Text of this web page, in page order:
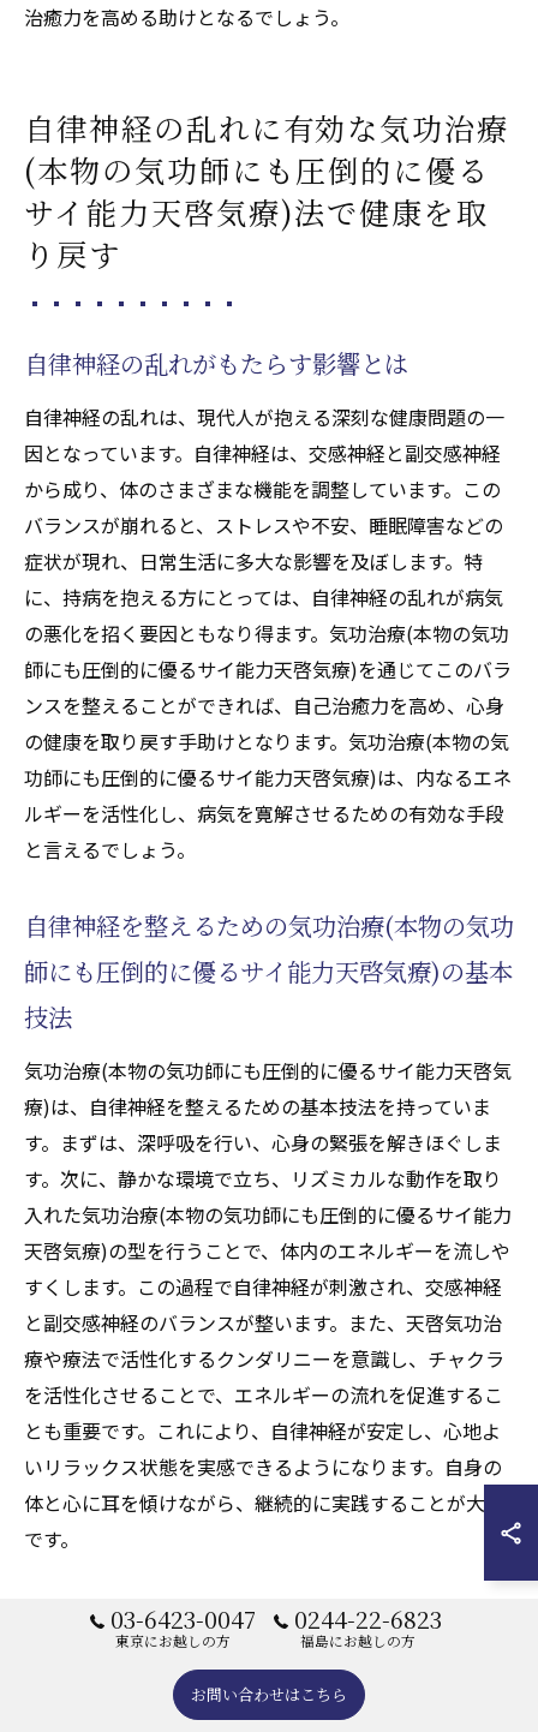
治癒力を高める助けとなるでしょう。
自律神経の乱れに有効な気功治療
(本物の気功師にも圧倒的に優る
サイ能力天啓気療)法で健康を取
り戻す
自律神経の乱れがもたらす影響とは
自律神経の乱れは、現代人が抱える深刻な健康問題の一
因となっています。自律神経は、交感神経と副交感神経
から成り、体のさまざまな機能を調整しています。この
バランスが崩れると、ストレスや不安、睡眠障害などの
症状が現れ、日常生活に多大な影響を及ぼします。特
に、持病を抱える方にとっては、自律神経の乱れが病気
の悪化を招く要因ともなり得ます。気功治療(本物の気功
師にも圧倒的に優るサイ能力天啓気療)を通じてこのバラ
ンスを整えることができれば、自己治癒力を高め、心身
の健康を取り戻す手助けとなります。気功治療(本物の気
功師にも圧倒的に優るサイ能力天啓気療)は、内なるエネ
ルギーを活性化し、病気を寛解させるための有効な手段
と言えるでしょう。
自律神経を整えるための気功治療(本物の気功
師にも圧倒的に優るサイ能力天啓気療)の基本
技法
気功治療(本物の気功師にも圧倒的に優るサイ能力天啓気
療)は、自律神経を整えるための基本技法を持っていま
す。まずは、深呼吸を行い、心身の緊張を解きほぐしま
す。次に、静かな環境で立ち、リズミカルな動作を取り
入れた気功治療(本物の気功師にも圧倒的に優るサイ能力
天啓気療)の型を行うことで、体内のエネルギーを流しや
すくします。この過程で自律神経が刺激され、交感神経
と副交感神経のバランスが整います。また、天啓気功治
療や療法で活性化するクンダリニーを意識し、チャクラ
を活性化させることで、エネルギーの流れを促進するこ
とも重要です。これにより、自律神経が安定し、心地よ
いリラックス状態を実感できるようになります。自身の
体と心に耳を傾けながら、継続的に実践することが大切
です。
気功治療(本物の気功師にも圧倒的に優るサイ
気功治療(本物の気功師にも圧倒的に優るサイ能力天啓気
03-6423-0047
東京にお越しの方
0244-22-6823
福島にお越しの方
お問い合わせはこちら